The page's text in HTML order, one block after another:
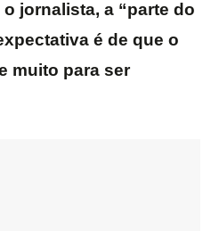
jornalista, a “parte do
é de que o
muito para ser